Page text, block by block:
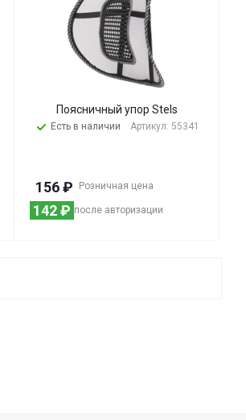
Поясничный упор Stels
Есть в наличии Артикул: 55341
Розничная цена
156₽
после авторизации
142₽